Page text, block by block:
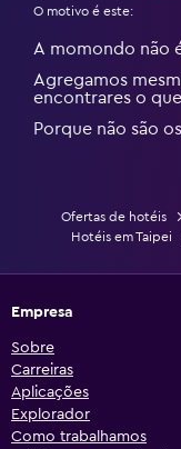
O motivo é este:
A momondo não
Agregamos
encontrares o
Porque não são
Ofertas de hotéis
Hotéis em Taipei
Empresa
Sobre
Carreiras
Aplicações
Explorador
Como trabalhamos